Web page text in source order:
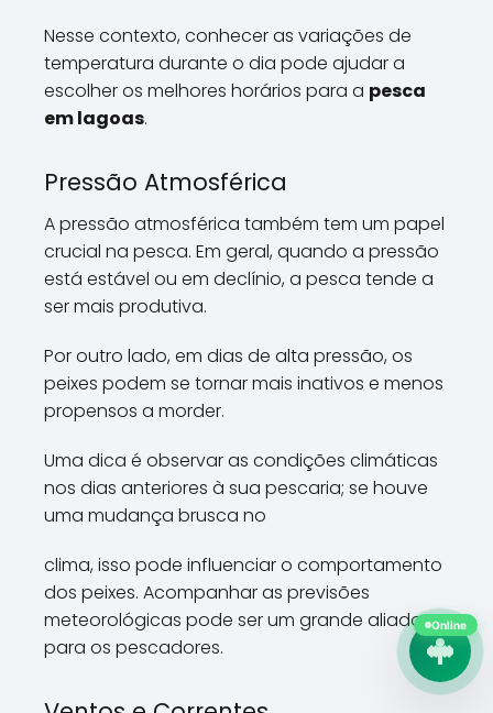
Nesse contexto, conhecer as variações de
temperatura durante o dia pode ajudar a
escolher os melhores horários para a pesca
em lagoas.
Pressão Atmosférica
A pressão atmosférica também tem um papel
crucial na pesca. Em geral, quando a pressão
está estável ou em declínio, a pesca tende a
ser mais produtiva.
Por outro lado, em dias de alta pressão, os
peixes podem se tornar mais inativos e menos
propensos a morder.
Uma dica é observar as condições climáticas
nos dias anteriores à sua pescaria; se houve
uma mudança brusca no
clima, isso pode influenciar o comportamento
dos peixes. Acompanhar as previsões
meteorológicas pode ser um grande aliado
para os pescadores.
Online